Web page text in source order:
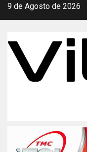
Saltar
9 de Agosto de 2026